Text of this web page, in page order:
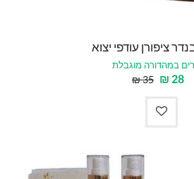
ציפורן עודפי יצוא
במהדורה מוגבלת
28
₪
35
₪